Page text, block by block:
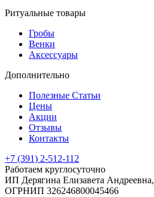
Ритуальные товары
Гробы
Венки
Аксессуары
Дополнительно
Полезные Статьи
Цены
Акции
Отзывы
Контакты
+7 (391) 2-512-112
Работаем круглосуточно
ИП Дерягина Елизавета Андреевна,
ОГРНИП 326246800045466